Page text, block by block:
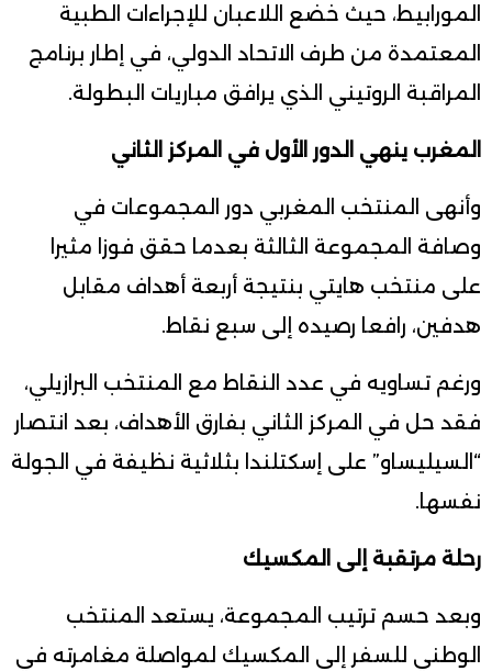
المورابيط، حيث خضع اللاعبان للإجراءات الطبية
المعتمدة من طرف الاتحاد الدولي، في إطار برنامج
المراقبة الروتيني الذي يرافق مباريات البطولة.
المغرب ينهي الدور الأول في المركز الثاني
وأنهى المنتخب المغربي دور المجموعات في
وصافة المجموعة الثالثة بعدما حقق فوزا مثيرا
على منتخب هايتي بنتيجة أربعة أهداف مقابل
هدفين، رافعا رصيده إلى سبع نقاط.
ورغم تساويه في عدد النقاط مع المنتخب البرازيلي،
فقد حل في المركز الثاني بفارق الأهداف، بعد انتصار
“السيليساو” على إسكتلندا بثلاثية نظيفة في الجولة
نفسها.
رحلة مرتقبة إلى المكسيك
وبعد حسم ترتيب المجموعة، يستعد المنتخب
الوطني للسفر إلى المكسيك لمواصلة مغامرته في